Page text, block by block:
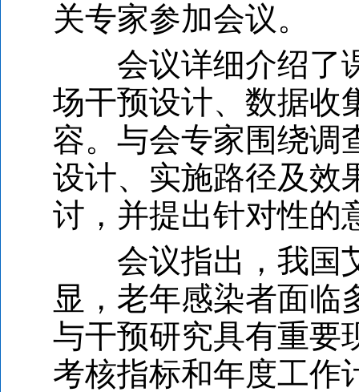
关专家参加会议。
会议详细介绍了课
场干预设计、数据收
容。与会专家围绕调
设计、实施路径及效
讨，并提出针对性的
会议指出，我国艾
显，老年感染者面临
与干预研究具有重要
考核指标和年度工作